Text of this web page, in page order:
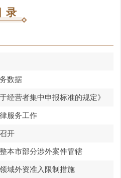
录
数据
经营者集中申报标准的规定》
服务工作
开
本市部分涉外案件管辖
域外资准入限制措施